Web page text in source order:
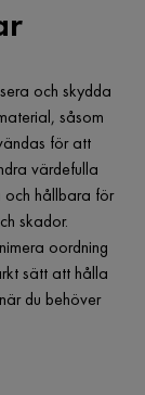
och skydda
såsom
för att
värdefulla
hållbara för
skador.
oordning
sätt att hålla
du behöver